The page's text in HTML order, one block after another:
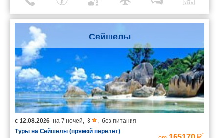
Сейшелы
с 12.08.2026 на 7 ночей 3
без питания
Туры на Сейшелы (прямой перелёт)
*